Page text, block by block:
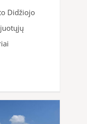
Didžiojo